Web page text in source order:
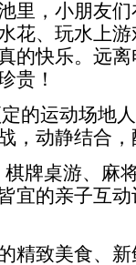
里，小朋友
花、玩水上
的快乐。远
贵！
的运动场地
，动静结合
棋牌桌游、麻
的亲子互动
精致美食、